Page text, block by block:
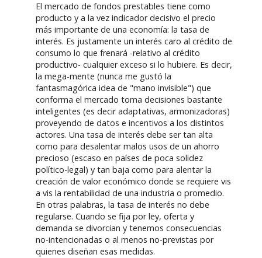
El mercado de fondos prestables tiene como
producto y a la vez indicador decisivo el precio
más importante de una economía: la tasa de
interés. Es justamente un interés caro al crédito de
consumo lo que frenará -relativo al crédito
productivo- cualquier exceso si lo hubiere. Es decir,
la mega-mente (nunca me gustó la
fantasmagórica idea de "mano invisible") que
conforma el mercado toma decisiones bastante
inteligentes (es decir adaptativas, armonizadoras)
proveyendo de datos e incentivos a los distintos
actores. Una tasa de interés debe ser tan alta
como para desalentar malos usos de un ahorro
precioso (escaso en países de poca solidez
político-legal) y tan baja como para alentar la
creación de valor económico donde se requiere vis
a vis la rentabilidad de una industria o promedio.
En otras palabras, la tasa de interés no debe
regularse. Cuando se fija por ley, oferta y
demanda se divorcian y tenemos consecuencias
no-intencionadas o al menos no-previstas por
quienes diseñan esas medidas.